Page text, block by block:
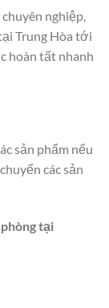
nghiệp,
Trung Hòa tới
hoàn tất nhanh
sản phẩm nếu
các sản
tại